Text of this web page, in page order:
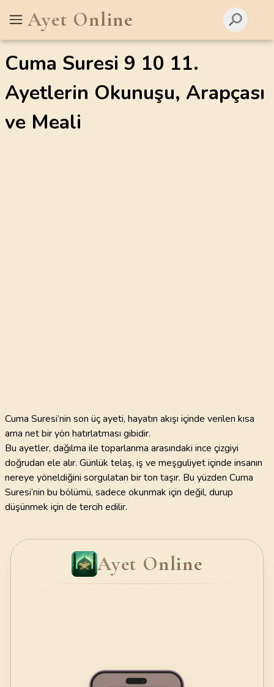
Ayet Online
Cuma Suresi 9 10 11.
Ayetlerin Okunuşu, Arapçası
ve Meali
Cuma Suresi’nin son üç ayeti, hayatın akışı içinde verilen kısa
ama net bir yön hatırlatması gibidir.
Bu ayetler, dağılma ile toparlanma arasındaki ince çizgiyi
doğrudan ele alır. Günlük telaş, iş ve meşguliyet içinde insanın
nereye yöneldiğini sorgulatan bir ton taşır. Bu yüzden Cuma
Suresi’nin bu bölümü, sadece okunmak için değil, durup
düşünmek için de tercih edilir.
Ayet Online